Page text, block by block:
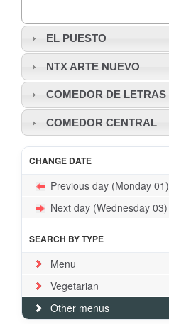
EL PUESTO
NTX ARTE NUEVO
COMEDOR DE LETRAS
COMEDOR CENTRAL
CHANGE DATE
Previous day (Monday 01)
Next day (Wednesday 03)
SEARCH BY TYPE
Menu
Vegetarian
Other menus